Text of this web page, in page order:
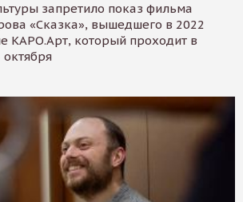
запретило показ фильма
«Сказка», вышедшего в 2022
КАРО.Арт, который проходит в